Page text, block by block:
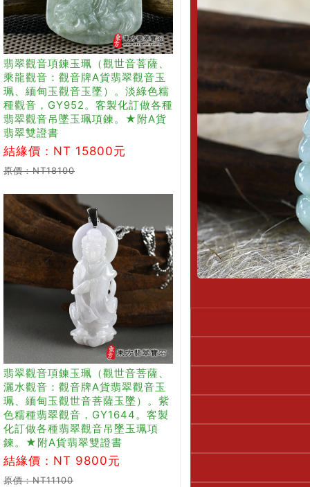
翡翠觀音項鍊玉珮（觀世音菩薩、
乘龍觀音：觀音牌A貨翡翠觀音玉
珮、緬甸玉觀音玉墜）。淡綠色糯
種觀音，GY952。客製化訂做各種
翡翠觀音吊墜玉珮項鍊。★附A貨
翡翠雙證書
結緣價：NT 15800元
原價：NT18100
翡翠觀音項鍊玉珮（觀世音菩薩、
灑水觀音：觀音牌A貨翡翠觀音玉
珮、緬甸玉觀世音菩薩玉墜）。紫
色糯種翡翠觀音，GY1644。客製
化訂做各種翡翠觀音吊墜玉珮項
鍊。★附A貨翡翠雙證書
結緣價：NT 9800元
原價：NT11100